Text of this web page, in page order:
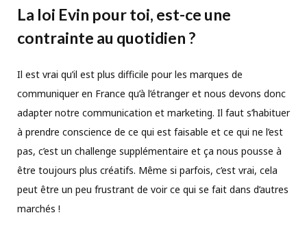
La loi Evin pour toi, est-ce une
contrainte au quotidien ?
Il est vrai qu’il est plus difficile pour les marques de
communiquer en France qu’à l’étranger et nous devons donc
adapter notre communication et marketing. Il faut s’habituer
à prendre conscience de ce qui est faisable et ce qui ne l’est
pas, c’est un challenge supplémentaire et ça nous pousse à
être toujours plus créatifs. Même si parfois, c’est vrai, cela
peut être un peu frustrant de voir ce qui se fait dans d’autres
marchés !